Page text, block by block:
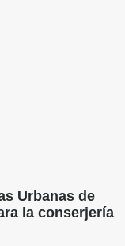
Urbanas de
la conserjería